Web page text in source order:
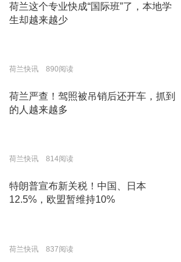
荷兰这个专业快成“国际班”了，本地学
生却越来越少
荷兰快讯 890阅读
荷兰严查！驾照被吊销后还开车，抓到
的人越来越多
荷兰快讯 814阅读
特朗普宣布新关税！中国、日本
12.5%，欧盟暂维持10%
荷兰快讯 837阅读